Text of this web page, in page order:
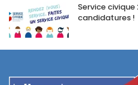
Service
candidatures !